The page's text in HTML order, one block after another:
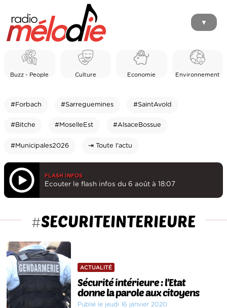
▼
Buzz - People Culture Economie Environnement
#Forbach #Sarreguemines #SaintAvold
#Bitche #MoselleEst #AlsaceBossue
#Municipales2026 ⇥ Toute l'actu
FLASH INFOS
Ecouter le flash infos du 6 août à 18:07
#SECURITEINTERIEURE
ACTUALITÉ
Sécurité intérieure : l'Etat
donne la parole aux citoyens
Publié le jeudi 16 janvier 2020